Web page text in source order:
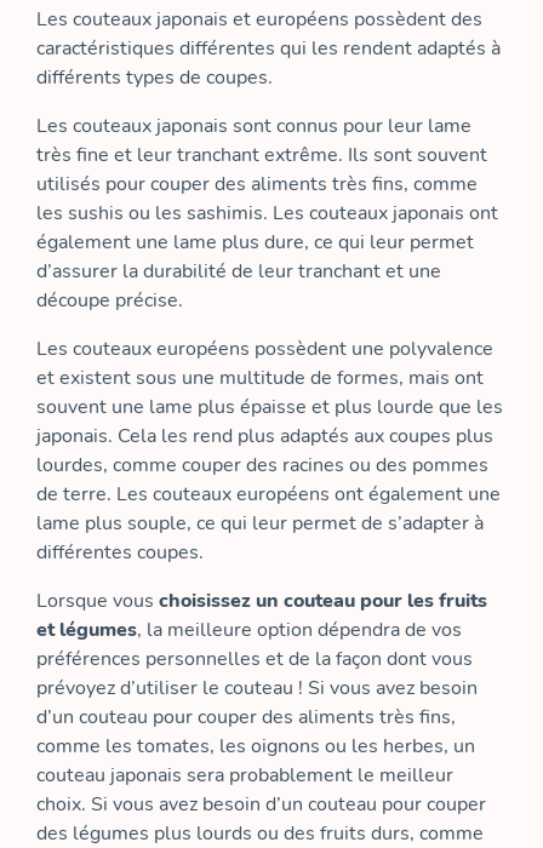
Les couteaux japonais et européens possèdent des
caractéristiques différentes qui les rendent adaptés à
différents types de coupes.
Les couteaux japonais sont connus pour leur lame
très fine et leur tranchant extrême. Ils sont souvent
utilisés pour couper des aliments très fins, comme
les sushis ou les sashimis. Les couteaux japonais ont
également une lame plus dure, ce qui leur permet
d’assurer la durabilité de leur tranchant et une
découpe précise.
Les couteaux européens possèdent une polyvalence
et existent sous une multitude de formes, mais ont
souvent une lame plus épaisse et plus lourde que les
japonais. Cela les rend plus adaptés aux coupes plus
lourdes, comme couper des racines ou des pommes
de terre. Les couteaux européens ont également une
lame plus souple, ce qui leur permet de s’adapter à
différentes coupes.
Lorsque vous choisissez un couteau pour les fruits
et légumes, la meilleure option dépendra de vos
préférences personnelles et de la façon dont vous
prévoyez d’utiliser le couteau ! Si vous avez besoin
d’un couteau pour couper des aliments très fins,
comme les tomates, les oignons ou les herbes, un
couteau japonais sera probablement le meilleur
choix. Si vous avez besoin d’un couteau pour couper
des légumes plus lourds ou des fruits durs, comme